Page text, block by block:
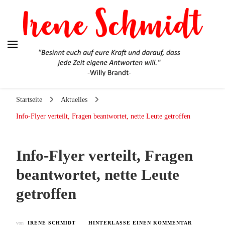
Startseite Aktuelles
Info-Flyer verteilt, Fragen beantwortet, nette Leute getroffen
Info-Flyer verteilt, Fragen
beantwortet, nette Leute
getroffen
von IRENE SCHMIDT HINTERLASSE EINEN KOMMENTAR